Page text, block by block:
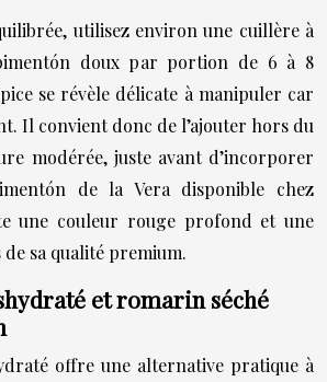
utilisez environ une cuillère à
doux par portion de 6 à 8
se révèle délicate à manipuler car
Il convient donc de l’ajouter hors du
modérée, juste avant d’incorporer
de la Vera disponible chez
une couleur rouge profond et une
sa qualité premium.
et romarin séché
offre une alternative pratique à